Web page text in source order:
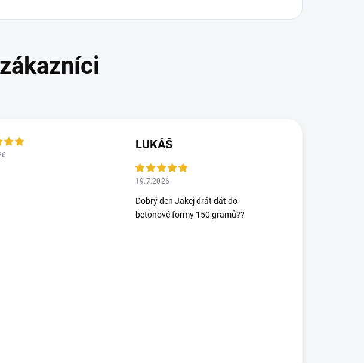
LUKÁŠ
19.7.2026
Dobrý den Jakej drát dát do
betonové formy 150 gramů??